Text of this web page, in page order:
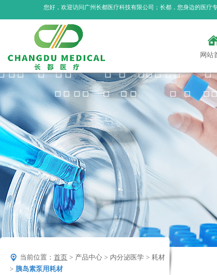
您好，欢迎访问广州长都医疗科技有限公司；长都，您身边的医疗
网站
当前位置： 首页 > 产品中心 > 内分泌医学 > 耗材
> 胰岛素泵用耗材